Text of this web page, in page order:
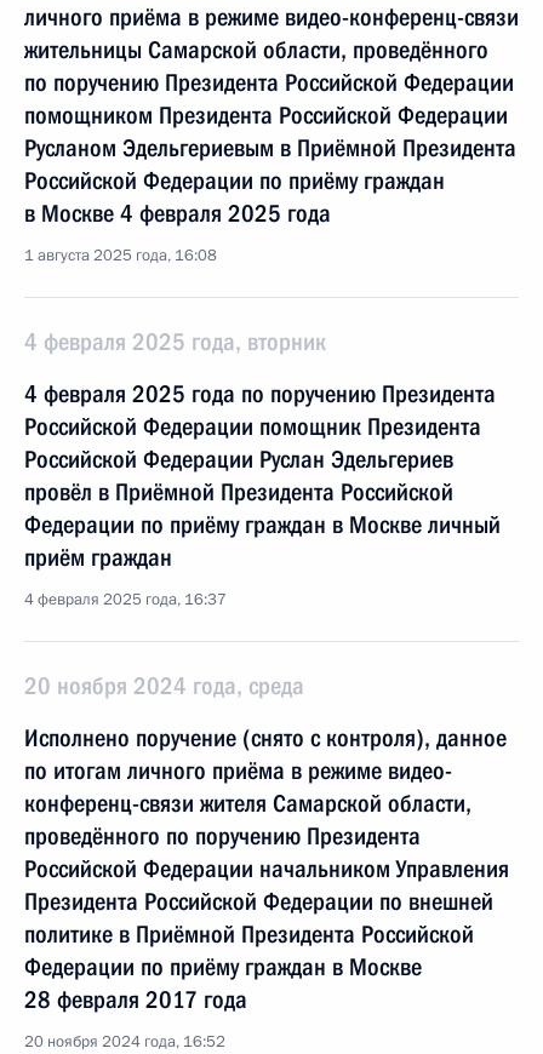
личного приёма в режиме видео-конференц-связи
жительницы Самарской области, проведённого
по поручению Президента Российской Федерации
помощником Президента Российской Федерации
Русланом Эдельгериевым в Приёмной Президента
Российской Федерации по приёму граждан
в Москве 4 февраля 2025 года
1 августа 2025 года, 16:08
4 февраля 2025 года, вторник
4 февраля 2025 года по поручению Президента
Российской Федерации помощник Президента
Российской Федерации Руслан Эдельгериев
провёл в Приёмной Президента Российской
Федерации по приёму граждан в Москве личный
приём граждан
4 февраля 2025 года, 16:37
20 ноября 2024 года, среда
Исполнено поручение (снято с контроля), данное
по итогам личного приёма в режиме видео-
конференц-связи жителя Самарской области,
проведённого по поручению Президента
Российской Федерации начальником Управления
Президента Российской Федерации по внешней
политике в Приёмной Президента Российской
Федерации по приёму граждан в Москве
28 февраля 2017 года
20 ноября 2024 года, 16:52